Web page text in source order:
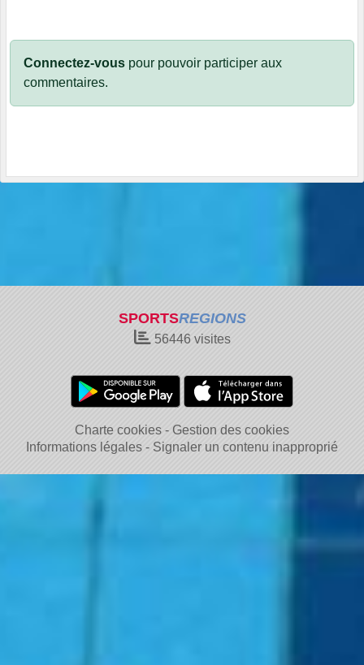
Connectez-vous pour pouvoir participer aux
commentaires.
SPORTSREGIONS
56446visites
Charte cookies
Gestion des cookies
Informations légales
Signaler un contenu inapproprié